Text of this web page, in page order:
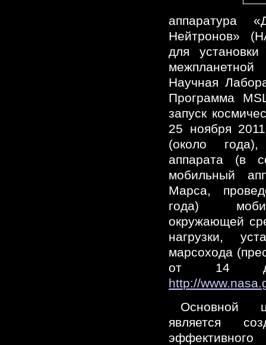
аппаратура
Нейтронов»
для
Научная
Программа
запуск
25 ноября
(около года),
аппарата (в
мобильный
Марса,
года)
окружающей
нагрузки,
марсохода
от 14
http://
Основной
является